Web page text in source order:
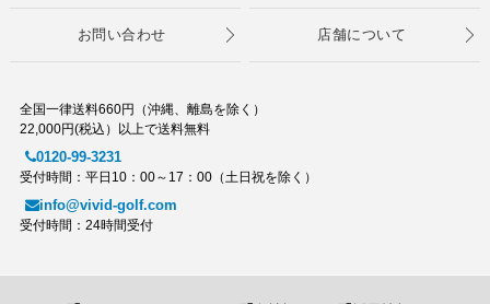
お問い合わせ 店舗について
全国一律送料660円（沖縄、離島を除く）
22,000円(税込）以上で送料無料
0120-99-3231
受付時間：平日10：00～17：00（土日祝を除く）
info@vivid-golf.com
受付時間：24時間受付